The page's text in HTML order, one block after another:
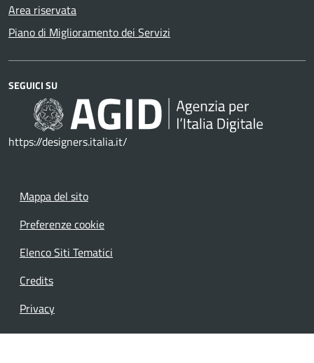
Area riservata
Piano di Miglioramento dei Servizi
SEGUICI SU
https://designers.italia.it/
Mappa del sito
Preferenze cookie
Elenco Siti Tematici
Credits
Privacy